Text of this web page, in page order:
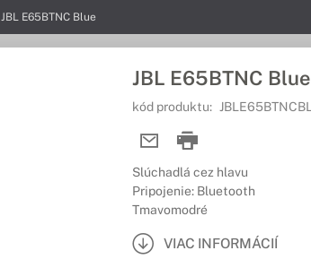
JBL E65BTNC Blue
JBL E65BTNC Blue
kód produktu: JBLE65BTNCBL
Slúchadlá cez hlavu
Pripojenie: Bluetooth
Tmavomodré
VIAC INFORMÁCIÍ